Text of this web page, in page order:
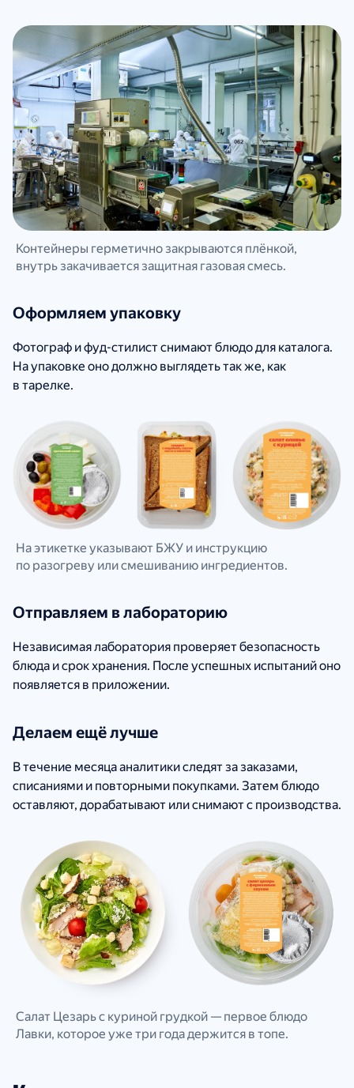
Контейнеры герметично закрываются плёнкой,
внутрь закачивается защитная газовая смесь.
Оформляем упаковку
Фотограф и фуд-стилист снимают блюдо для каталога.
На упаковке оно должно выглядеть так же, как
в тарелке.
На этикетке указывают БЖУ и инструкцию
по разогреву или смешиванию ингредиентов.
Отправляем в лабораторию
Независимая лаборатория проверяет безопасность
блюда и срок хранения. После успешных испытаний оно
появляется в приложении.
Делаем ещё лучше
В течение месяца аналитики следят за заказами,
списаниями и повторными покупками. Затем блюдо
оставляют, дорабатывают или снимают с производства.
Салат Цезарь с куриной грудкой — первое блюдо
Лавки, которое уже три года держится в топе.